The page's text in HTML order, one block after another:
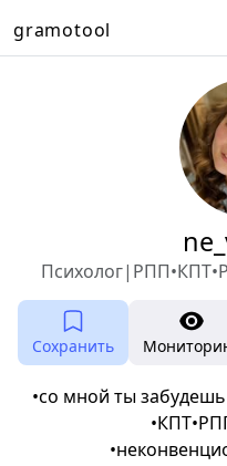
gramotool
Сохранить
•со мной ты